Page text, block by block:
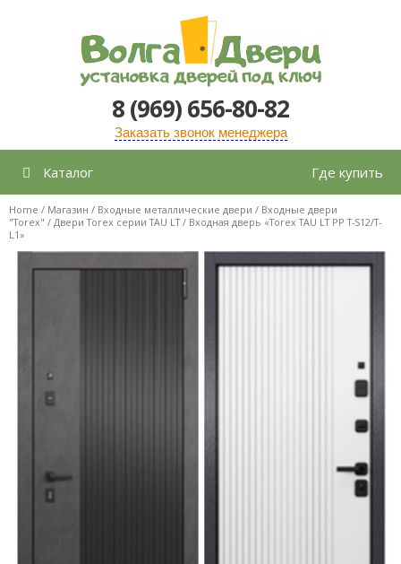
содержимому
8 (969) 656-80-82
Заказать звонок менеджера
Каталог Где купить
Home / Магазин / Входные металлические двери / Входные двери
"Torex" / Двери Torex серии TAU LT/ Входная дверь «Torex TAU LT PP T-S12/T-
L1»